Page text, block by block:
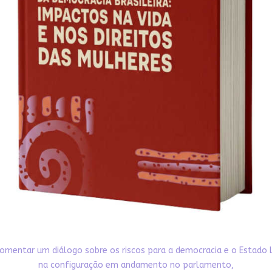
um diálogo sobre os riscos para a democracia e o Estado
na configuração em andamento no parlamento,